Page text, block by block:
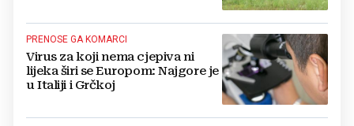
velikom šoku
PRENOSE GA KOMARCI
Virus za koji nema cjepiva ni
lijeka širi se Europom: Najgore je
u Italiji i Grčkoj